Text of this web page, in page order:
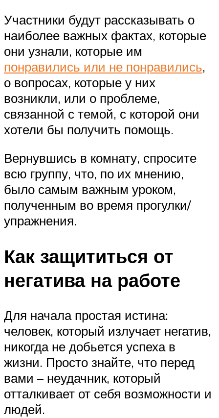
Участники будут рассказывать о
наиболее важных фактах, которые
они узнали, которые им
понравились или не понравились,
о вопросах, которые у них
возникли, или о проблеме,
связанной с темой, с которой они
хотели бы получить помощь.
Вернувшись в комнату, спросите
всю группу, что, по их мнению,
было самым важным уроком,
полученным во время прогулки/
упражнения.
Как защититься от
негатива на работе
Для начала простая истина:
человек, который излучает негатив,
никогда не добьется успеха в
жизни. Просто знайте, что перед
вами – неудачник, который
отталкивает от себя возможности и
людей.